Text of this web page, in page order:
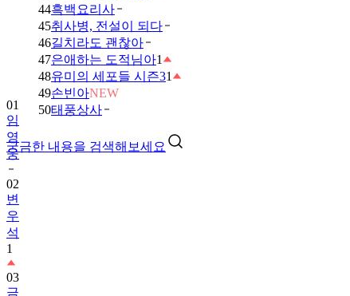
44흑백요리사
45취사병, 전설이 되다
46길치라도 괜찮아
47은애하는 도적님아1
48유미의 세포들 시즌31
49손빈아NEW
50태풍상사
궁금한 내용을 검색해보세요
01
임
영
웅
02
변
우
석
1
03
금